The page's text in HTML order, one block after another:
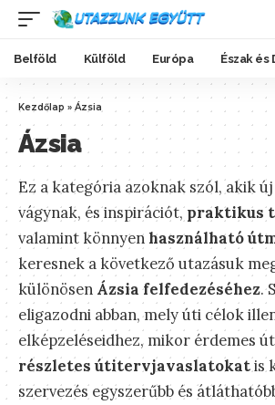
Belföld Külföld Európa Észak és
Kezdőlap » Ázsia
Ázsia
Ez a kategória azoknak szól, akik
vágynak, és inspirációt,praktikus
valamint könnyen használható
keresnek a következő utazásuk
különösen Ázsia felfedezéséhez.
eligazodni abban, mely úti célok
elképzeléseidhez, mikor érdemes
részletes útitervjavaslatokatis
szervezés egyszerűbb és